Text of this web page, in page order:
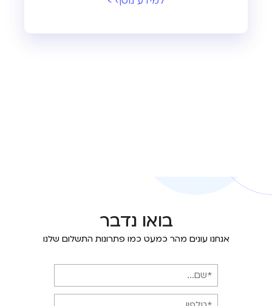
בואו נדבר
אנחנו עונים מהר כמעט כמו פתרונות התשלום שלנו